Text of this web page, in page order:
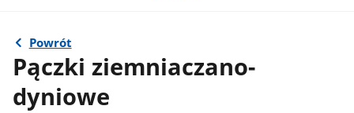
Powrót
Pączki ziemniaczano-
dyniowe